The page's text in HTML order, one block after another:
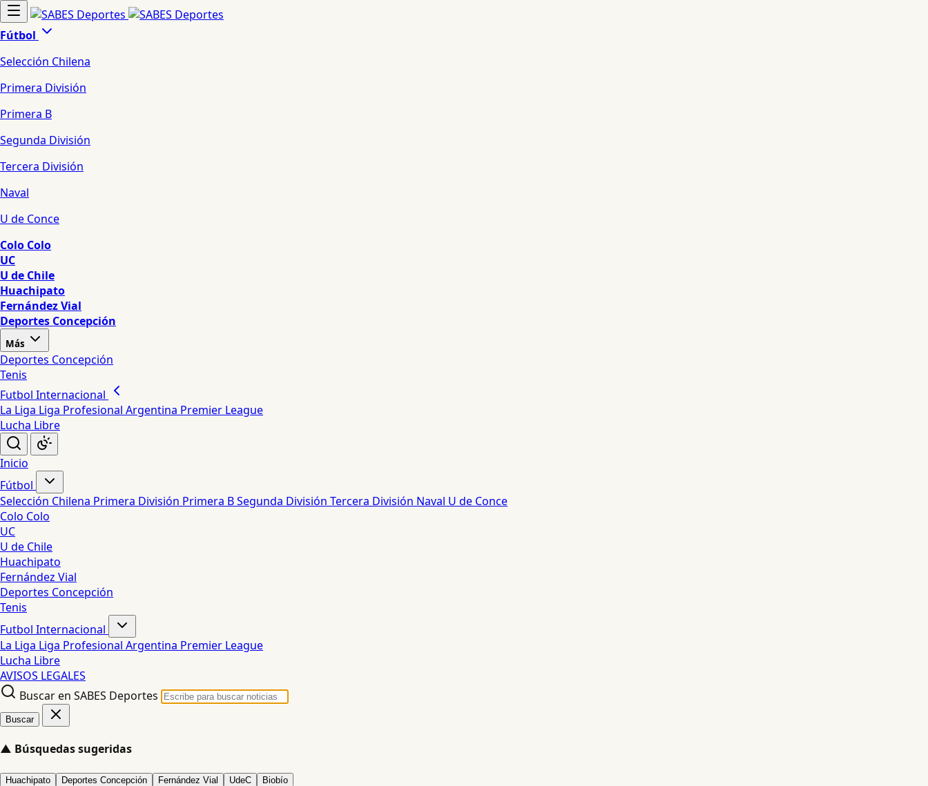
Fútbol
Selección Chilena
Primera División
Primera B
Segunda División
Tercera División
Naval
U de Conce
Colo Colo
UC
U de Chile
Huachipato
Fernández Vial
Deportes Concepción
Más
Deportes Concepción
Tenis
Futbol Internacional
La Liga Liga Profesional Argentina Premier League
Lucha Libre
Inicio
Fútbol
Selección Chilena Primera División Primera BSegunda División Tercera División Naval U de Conce
Colo Colo
UC
U de Chile
Huachipato
Fernández Vial
Deportes Concepción
Tenis
Futbol Internacional
La Liga Liga Profesional Argentina Premier League
Lucha Libre
AVISOS LEGALES
Buscar en SABES Deportes
Buscar
▲ Búsquedas sugeridas
Huachipato Deportes Concepción Fernández Vial UdeC Biobío